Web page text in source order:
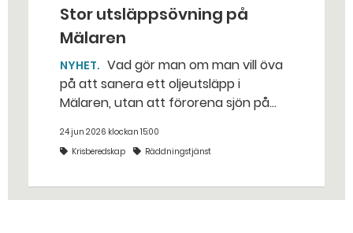
Stor utsläppsövning på
Mälaren
NYHET
på att sanera ett oljeutsläpp i
Mälaren, utan att förorena sjön på
stället. Det gjorde räddningstjänsten i
Eskilstuna – tio kubikmeter närmare
24 jun 2026 klockan 15:00
Krisberedskap
Räddningstjänst